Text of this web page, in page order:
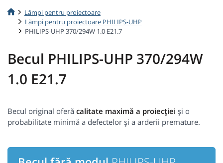
Lămpi pentru proiectoare
Lămpi pentru proiectoare PHILIPS-UHP
PHILIPS-UHP 370/294W 1.0 E21.7
Becul PHILIPS-UHP 370/294W
1.0 E21.7
Becul original oferă calitate maximă a proiecției și o
probabilitate minimă a defectelor și a arderii premature.